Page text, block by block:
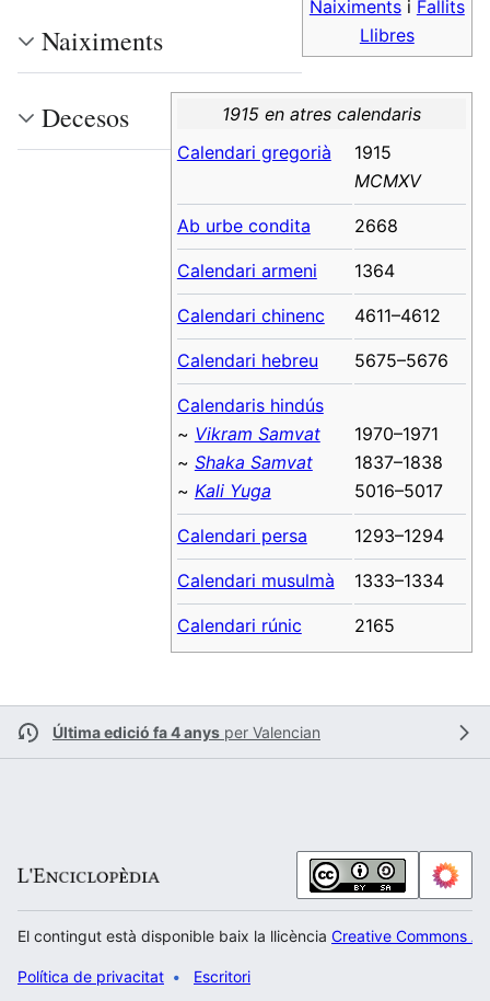
Naiximentsi Fallits
Llibres
1915 en atres calendaris
Calendari gregorià
1915
MCMXV
Ab urbe condita 2668
Calendari armeni 1364
Calendari chinenc 4611–4612
Calendari hebreu 5675–5676
Calendaris hindús
~ Vikram Samvat
~ Shaka Samvat
~ Kali Yuga
1970–1971
1837–1838
5016–5017
Calendari persa 1293–1294
Calendari musulmà 1333–1334
Calendari rúnic 2165
Naiximents
Decesos
Última edició fa 4 anys per Valencian
El contingut està disponible baix la llicència Creative Commons
Política de privacitat Escritori